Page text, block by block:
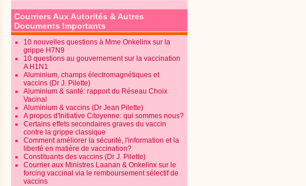
Courriers Aux Autorités & Autres
Documents Importants
10 nouvelles questions à Mme Onkelinx sur la
grippe H7N9
10 questions au gouvernement sur la vaccination
A H1N1
Aluminium, champs électromagnétiques et
vaccins (Dr J. Pilette)
Aluminium & santé: rapport du Réseau Choix
Vacinal
Aluminium & vaccins (Dr Jean Pilette)
A propos d'Initiative Citoyenne: qui sommes nous?
Certains effets secondaires graves du vaccin
contre la grippe classique
Comment améliorer la sécurité, l'information et la
liberté en matière de vaccination?
Constituants des vaccins (Dr J. Pilette)
Courrier aux Ministres Laanan & Onkelinx sur le
forcing vaccinal via le remboursement sélectif de
vaccins